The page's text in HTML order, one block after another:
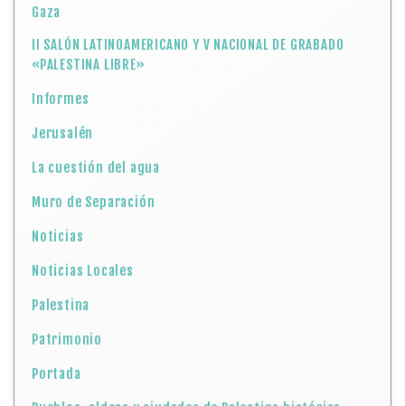
Gaza
II SALÓN LATINOAMERICANO Y V NACIONAL DE GRABADO
«PALESTINA LIBRE»
Informes
Jerusalén
La cuestión del agua
Muro de Separación
Noticias
Noticias Locales
Palestina
Patrimonio
Portada